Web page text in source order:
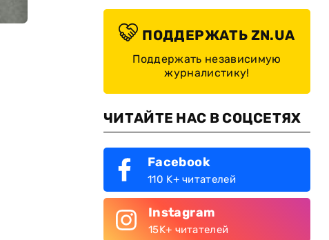
ПОДДЕРЖАТЬ ZN.UA
Поддержать независимую
журналистику!
ЧИТАЙТЕ НАС В СОЦСЕТЯХ
Facebook
110 K+ читателей
Instagram
15K+ читателей